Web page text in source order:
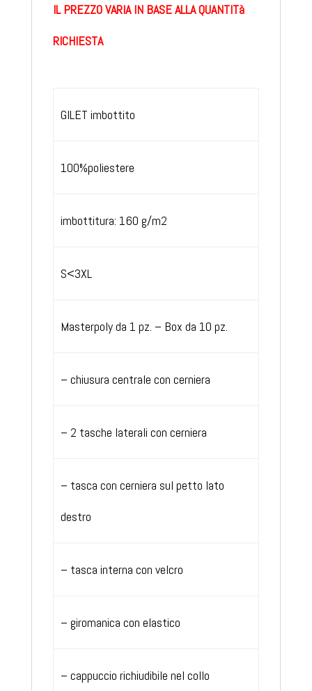
IL PREZZO VARIA IN BASE ALLA QUANTITà
RICHIESTA
GILET imbottito
100%poliestere
imbottitura: 160 g/m2
S<3XL
Masterpoly da 1 pz. – Box da 10 pz.
– chiusura centrale con cerniera
– 2 tasche laterali con cerniera
– tasca con cerniera sul petto lato
destro
– tasca interna con velcro
– giromanica con elastico
– cappuccio richiudibile nel collo